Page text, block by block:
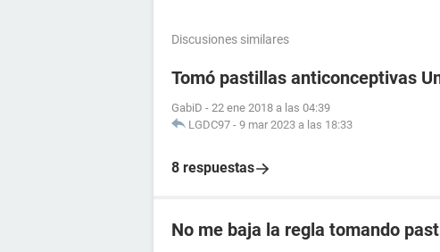
Discusiones similares
Tomó pastillas anticonceptivas
GabiD - 22 ene 2018 a las 04:39
LGDC97 - 9 mar 2023 a las 18:33
8 respuestas
No me baja la regla tomando